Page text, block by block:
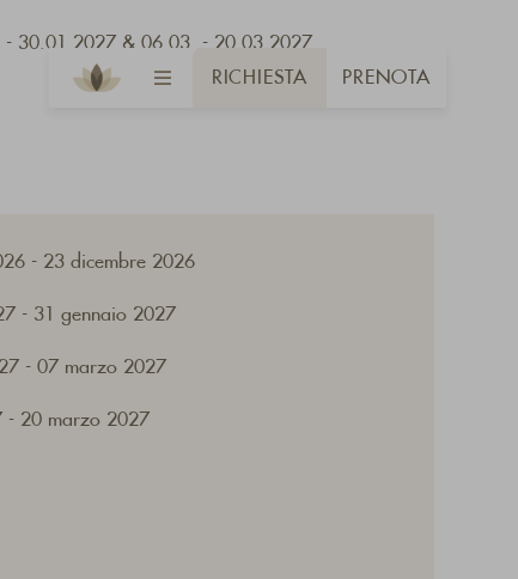
RICHIESTA PRENOTA
- 30.01.2027 & 06.03. - 20.03.2027
- 23 dicembre 2026
- 31 gennaio 2027
- 07 marzo 2027
- 20 marzo 2027